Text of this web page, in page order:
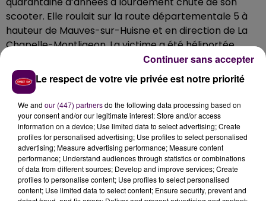
scooter. Elle roulait sur la route départementale 5 à
hauteur de Mauves-sur-Huisne et en direction de La
Chapelle-Montligeon. La victime a été héliportée
confirme-t-on au SDIS de l'Orne,
jusqu’au centre hospitalier d’Alençon. Trois sapeurs-
pompiers ornais sont intervenus.
Le respect de votre vie privée est notre priorité
We and our (447) partnersdo the following data processing based on
your consent and/or our legitimate interest: Store and/or access
information on a device; Use limited data to select advertising; Create
profiles for personalised advertising; Use profiles to select personalised
advertising; Measure advertising performance; Measure content
performance; Understand audiences through statistics or combinations
of data from different sources; Develop and improve services; Create
profiles to personalise content; Use profiles to select personalised
content; Use limited data to select content; Ensure security, prevent and
Continuer sans accepter